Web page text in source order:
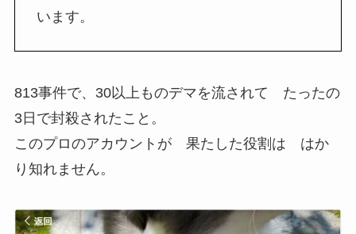
います。
813事件で、30以上ものデマを流されて たったの
3日で封殺されたこと。
このプロのアカウントが 果たした役割は はか
り知れません。